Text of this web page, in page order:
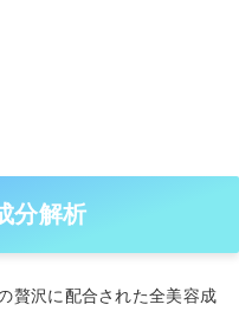
分解析
贅沢に配合された全美容成